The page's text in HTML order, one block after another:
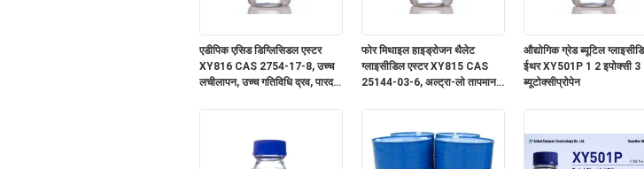
एडीपिक एसिड डिग्लिसिडल एस्टर
XY816 CAS 2754-17-8, उच्च
लचीलापन, उच्च गतिविधि द्रव, पारदर्शी
फोर मिथाइल हाइड्रोजन थैलेट
ग्लाइसीडिल एस्टर XY815 CAS
25144-03-6, अल्ट्रा-लो तापमान
पदार्थ, इलेक्ट्रॉनिक उद्योग के लिए
औद्योगिक ग्रेड ब्यूटिल
ईथर XY501P 1 2 इपोक्सी 3
ब्यूटोक्सीप्रोपेन